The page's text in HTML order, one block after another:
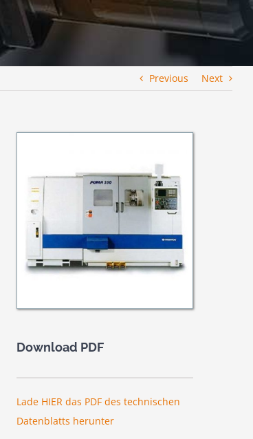
Previous Next
Download PDF
Lade HIER das PDF des technischen
Datenblatts herunter